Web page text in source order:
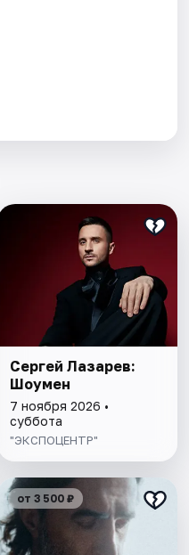
Сергей Лазарев:
Шоумен
7 ноября 2026 •
суббота
"ЭКСПОЦЕНТР"
от 3 500 ₽